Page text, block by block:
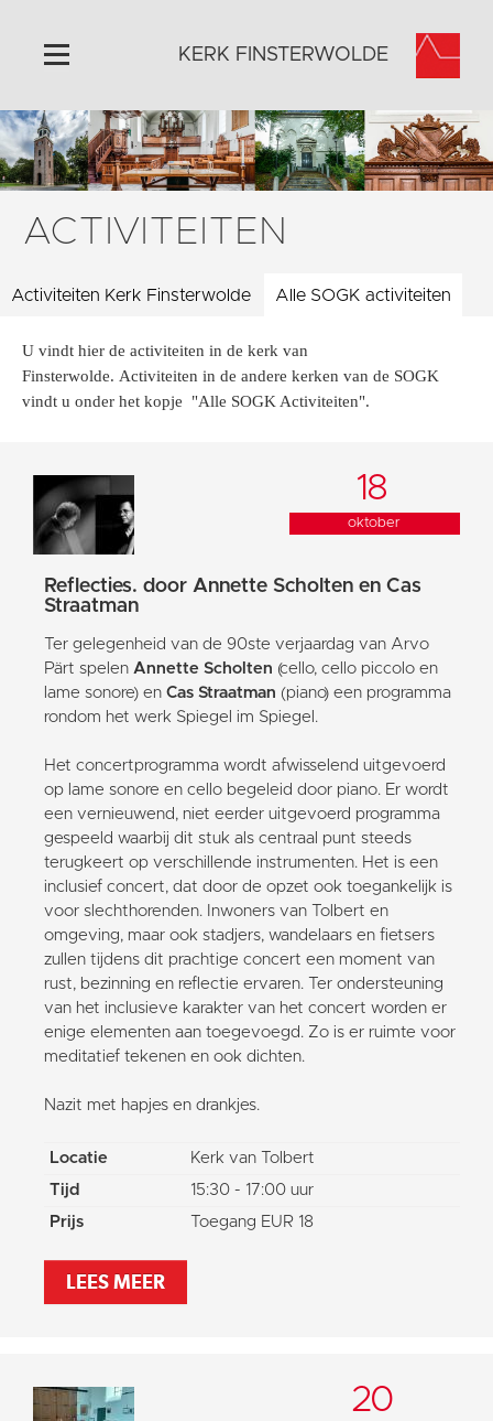
Home
Algemeen
Historie
Activiteiten
Contact
Vaktaal
KERK FINSTERWOLDE
ACTIVITEITEN
Activiteiten Kerk Finsterwolde Alle SOGK activiteiten
U vindt hier de activiteiten in de kerk van
Finsterwolde. Activiteiten in de andere kerken van de SOGK
vindt u onder het kopje "Alle SOGK Activiteiten".
18
oktober
Reflecties. door Annette Scholten en Cas
Straatman
Ter gelegenheid van de 90ste verjaardag van Arvo
Pärt spelen Annette Scholten (cello, cello piccolo en
lame sonore) en Cas Straatman (piano) een programma
rondom het werk Spiegel im Spiegel.
Het concertprogramma wordt afwisselend uitgevoerd
op lame sonore en cello begeleid door piano. Er wordt
een vernieuwend, niet eerder uitgevoerd programma
gespeeld waarbij dit stuk als centraal punt steeds
terugkeert op verschillende instrumenten. Het is een
inclusief concert, dat door de opzet ook toegankelijk is
voor slechthorenden. Inwoners van Tolbert en
omgeving, maar ook stadjers, wandelaars en fietsers
zullen tijdens dit prachtige concert een moment van
rust, bezinning en reflectie ervaren. Ter ondersteuning
van het inclusieve karakter van het concert worden er
enige elementen aan toegevoegd. Zo is er ruimte voor
meditatief tekenen en ook dichten.
Nazit met hapjes en drankjes.
Locatie
Kerk van Tolbert
Tijd
15:30 - 17:00 uur
Prijs
Toegang EUR 18
LEES MEER
20